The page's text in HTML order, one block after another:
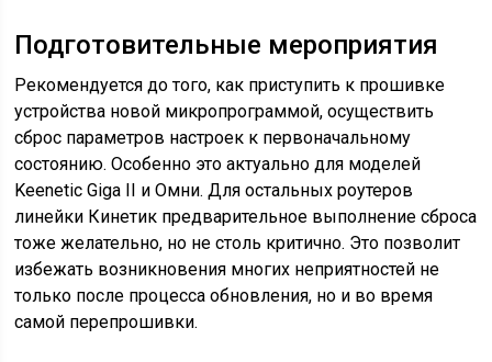
Подготовительные мероприятия
Рекомендуется до того, как приступить к прошивке
устройства новой микропрограммой, осуществить
сброс параметров настроек к первоначальному
состоянию. Особенно это актуально для моделей
Keenetic Giga II и Омни. Для остальных роутеров
линейки Кинетик предварительное выполнение сброса
тоже желательно, но не столь критично. Это позволит
избежать возникновения многих неприятностей не
только после процесса обновления, но и во время
самой перепрошивки.